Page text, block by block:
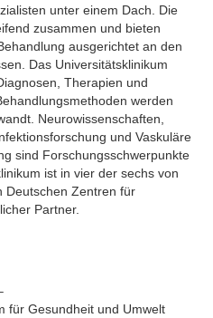
unter einem Dach. Die
zusammen und bieten
ausgerichtet an den
Das Universitätsklinikum
Therapien und
werden
Neurowissenschaften,
und Vaskuläre
sind Forschungsschwerpunkte
ist in vier der sechs von
Deutschen Zentren für
Partner.
für Gesundheit und Umwelt